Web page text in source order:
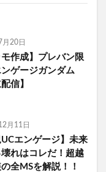
月20日
モ作成】プレバン限
ゲージガンダム
信】
月11日
UCエンゲージ】未来
れはコレだ！超越
全MSを解説！！